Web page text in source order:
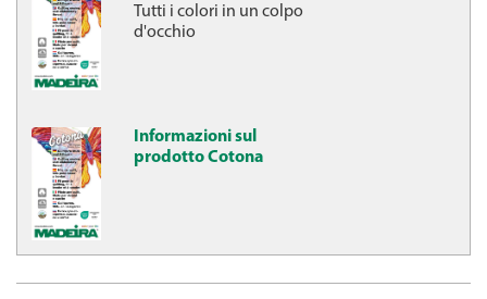
Tutti i colori in un colpo
d'occhio
Informazioni sul
prodotto Cotona